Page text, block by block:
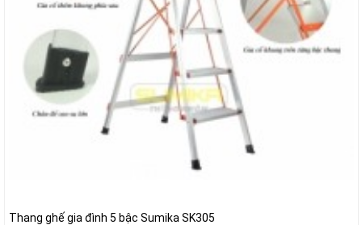
Thang ghế gia đình 5 bậc Sumika SK305